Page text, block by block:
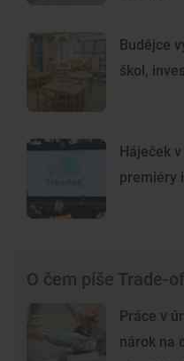
Budějce
škol,
Háječek
premiéry
O čem píše Trade-
Práce v
nárok na